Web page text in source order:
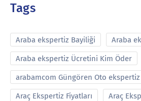
Tags
Araba ekspertiz Bayiliği Araba
Araba ekspertiz Ücretini Kim Öder
arabamcom Güngören Oto ekspertiz
Araç Ekspertiz Fiyatları Araç